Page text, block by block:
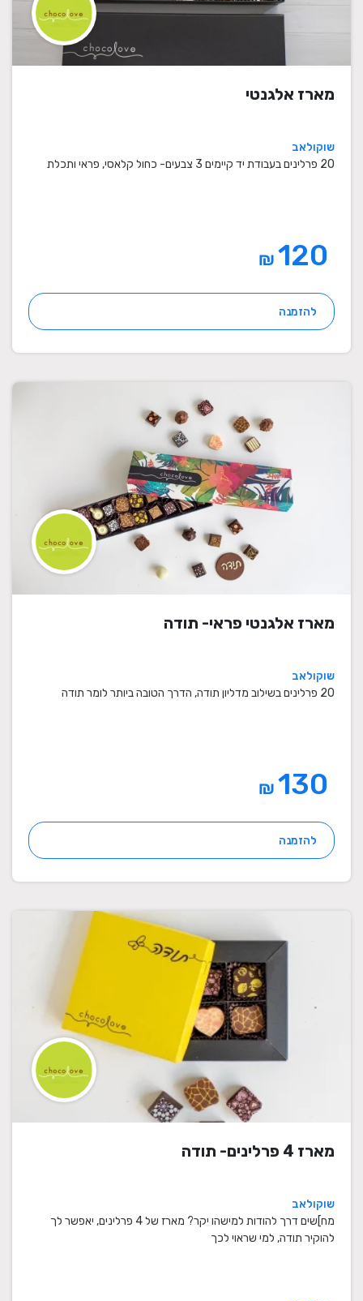
מארז אלגנטי
שוקולאב
20 פרלינים בעבודת יד קיימים 3 צבעים- כחול קלאסי, פראי ותכלת
₪
להזמנה
מארז אלגנטי פראי- תודה
שוקולאב
20 פרלינים בשילוב מדליון תודה, הדרך הטובה ביותר לומר תודה
₪
להזמנה
מארז 4 פרלינים- תודה
שוקולאב
מח]שים דרך להודות למישהו יקר? מארז של 4 פרלינים, יאפשר לך
להוקיר תודה, למי שראוי לכך